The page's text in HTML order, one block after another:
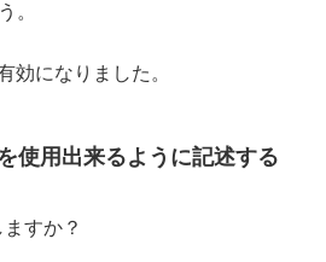
。
効になりました。
使用出来るように記述する
すか？